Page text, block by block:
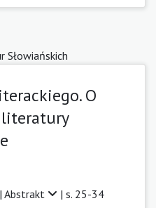
Słowiańskich
O
Abstrakt | s. 25-34